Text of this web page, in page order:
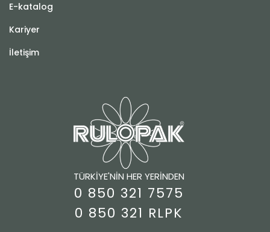
E-katalog
Kariyer
İletişim
TÜRKİYE'NİN HER YERİNDEN
0 850 321 7575
0 850 321 RLPK